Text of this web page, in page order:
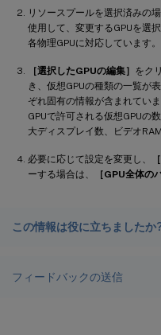
リソースプールを選択済みの
使用して、変更するGPUを選
各物理GPUに対応しています。
［選択したGPUの編集］ をク
き、仮想GPUの種類の一覧が
ぞれ固有の情報が含まれてい
GPUで許可される仮想GPUの
大ディスプレイ数、ビデオRAM
必要に応じて設定を変更し、
ーする場合は、
［GPU全体の
この情報は役に立ちましたか
フィードバックの送信